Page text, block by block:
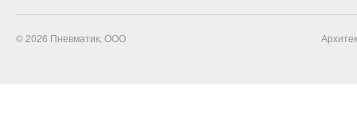
© 2026 Пневматик, ООО